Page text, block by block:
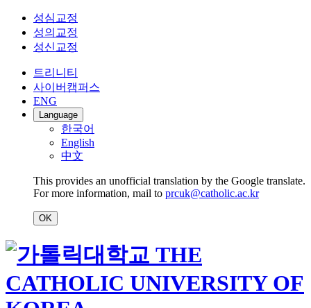
성심교정
성의교정
성신교정
트리니티
사이버캠퍼스
ENG
Language
한국어
English
中文
This provides an unofficial translation by the Google translate.
For more information, mail to prcuk@catholic.ac.kr
OK